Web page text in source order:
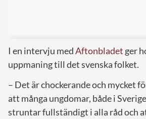
I en intervju medAftonbladet ger
uppmaning till det svenska folket.
– Det är chockerande och mycket
att många ungdomar, både i
struntar fullständigt i alla råd och